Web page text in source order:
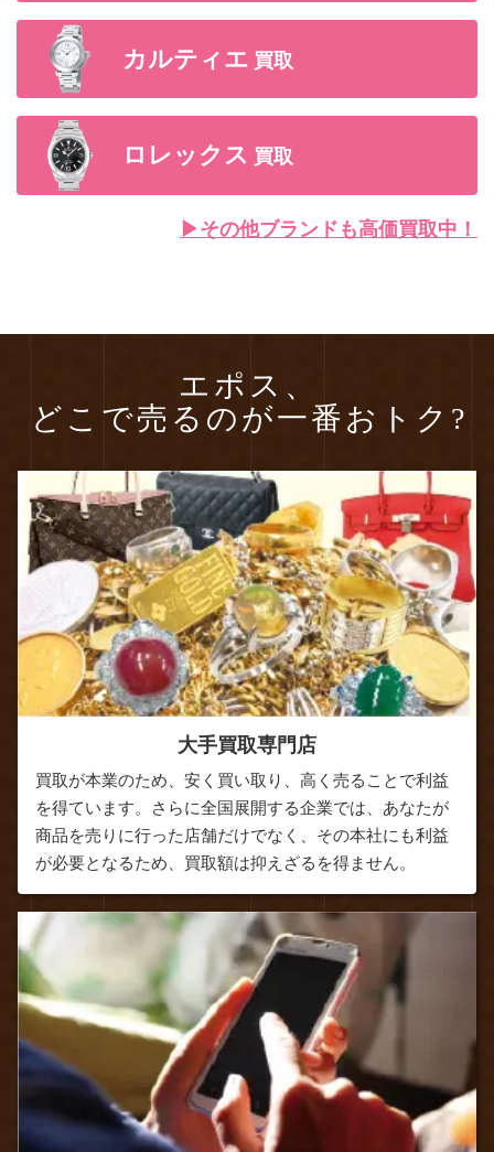
カルティエ 買取
ロレックス 買取
▶︎その他ブランドも高価買取中！
エポス、
どこで売るのが一番おトク?
大手買取専門店
買取が本業のため、安く買い取り、高く売ることで利益
を得ています。さらに全国展開する企業では、あなたが
商品を売りに行った店舗だけでなく、その本社にも利益
が必要となるため、買取額は抑えざるを得ません。